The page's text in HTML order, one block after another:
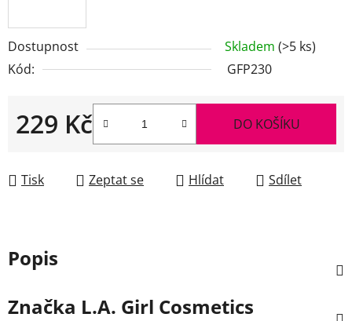
Dostupnost Skladem (>5 ks)
Kód:
GFP230
229 Kč DO KOŠÍKU
Tisk Zeptat se Hlídat Sdílet
Popis
Značka L.A. Girl Cosmetics